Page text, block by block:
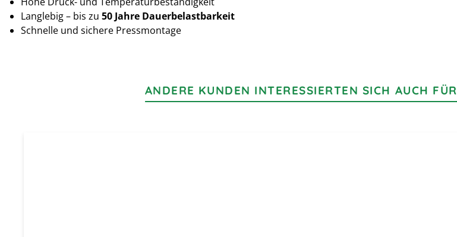
Langlebig – bis zu 50 Jahre Dauerbelastbarkeit
Schnelle und sichere Pressmontage
ANDERE KUNDEN INTERESSIERTEN SICH AUCH FÜR